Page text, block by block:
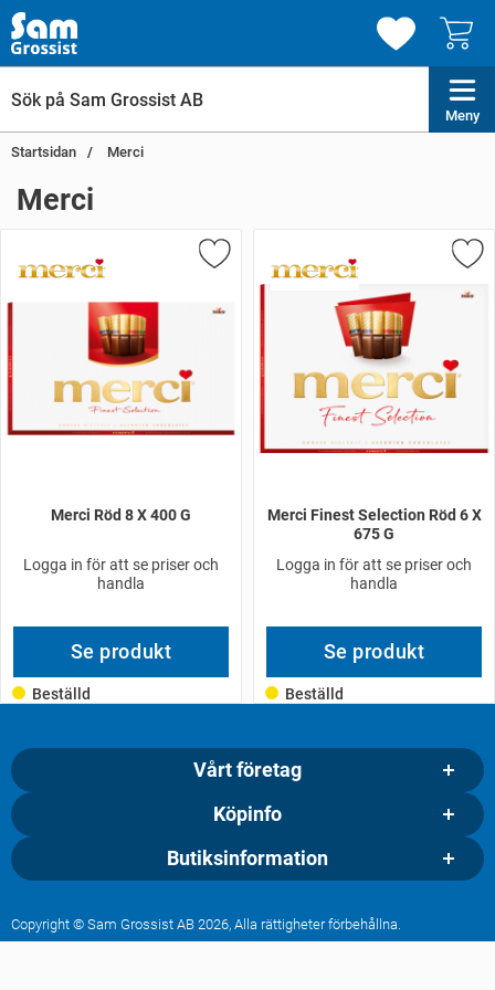
Meny
Startsidan Merci
Merci
Merci Röd 8 X 400 G
Logga in för att se priser och
handla
Se produkt
Beställd
Merci Finest Selection Röd 6 X
675 G
Logga in för att se priser och
handla
Se produkt
Beställd
Vårt företag
Köpinfo
Butiksinformation
Copyright © Sam Grossist AB 2026, Alla rättigheter förbehållna.